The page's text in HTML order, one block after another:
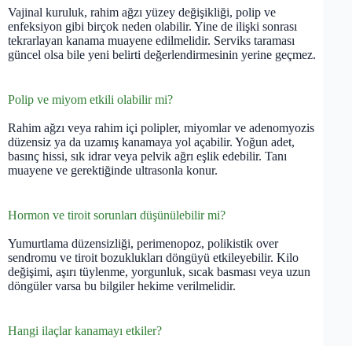
Vajinal kuruluk, rahim ağzı yüzey değişikliği, polip ve
enfeksiyon gibi birçok neden olabilir. Yine de ilişki sonrası
tekrarlayan kanama muayene edilmelidir. Serviks taraması
güncel olsa bile yeni belirti değerlendirmesinin yerine geçmez.
Polip ve miyom etkili olabilir mi?
Rahim ağzı veya rahim içi polipler, miyomlar ve adenomyozis
düzensiz ya da uzamış kanamaya yol açabilir. Yoğun adet,
basınç hissi, sık idrar veya pelvik ağrı eşlik edebilir. Tanı
muayene ve gerektiğinde ultrasonla konur.
Hormon ve tiroit sorunları düşünülebilir mi?
Yumurtlama düzensizliği, perimenopoz, polikistik over
sendromu ve tiroit bozuklukları döngüyü etkileyebilir. Kilo
değişimi, aşırı tüylenme, yorgunluk, sıcak basması veya uzun
döngüler varsa bu bilgiler hekime verilmelidir.
Hangi ilaçlar kanamayı etkiler?